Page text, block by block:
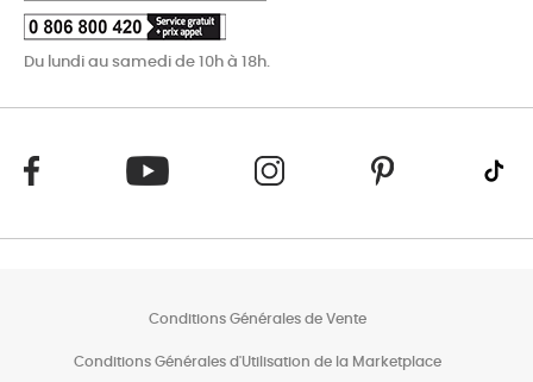
Du lundi au samedi de 10h à 18h.
Conditions Générales de Vente
Conditions Générales d'Utilisation de la Marketplace